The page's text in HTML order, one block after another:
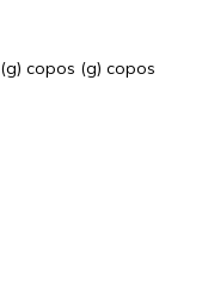
(g) copos (g) copos